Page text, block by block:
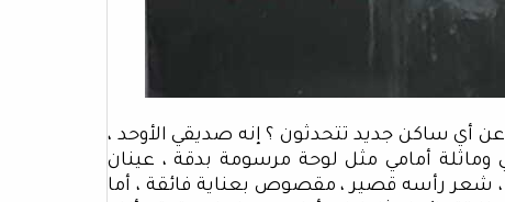
أي ساكن جديد تتحدثون ؟ إنه صديقي الأوحد ،
أمامي مثل لوحة مرسومة بدقة ، عينان
، شعر رأسه قصير ، مقصوص بعناية فائقة ، أما